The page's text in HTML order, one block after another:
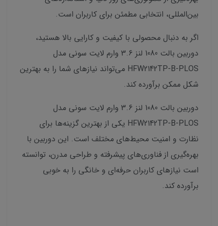
بین‌المللی، انتخابی مطمئن برای کاربران است.
اگر به دنبال محصولی با کیفیت و کارایی بالا هستید،
دوربین بالت 1080 لنز 3.6 وارم لایت سونی مدل
HFW2142TP-B-PLOS می‌تواند نیازهای شما را به بهترین
شکل ممکن برآورده کند.
دوربین بالت 1080 لنز 3.6 وارم لایت سونی مدل
HFW2142TP-B-PLOS یکی از بهترین گزینه‌ها برای
نظارت و امنیت محیط‌های مختلف است. این دوربین با
بهره‌گیری از فناوری‌های پیشرفته و طراحی مدرن، توانسته
است نیازهای کاربران حرفه‌ای و خانگی را به خوبی
برآورده کند.